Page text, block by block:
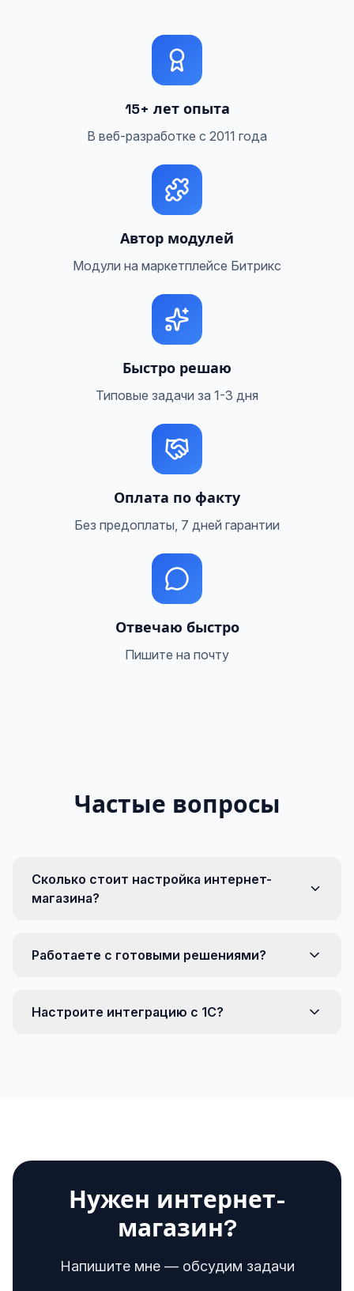
15+ лет опыта
В веб-разработке с 2011 года
Автор модулей
Модули на маркетплейсе Битрикс
Быстро решаю
Типовые задачи за 1-3 дня
Оплата по факту
Без предоплаты, 7 дней гарантии
Отвечаю быстро
Пишите на почту
Частые вопросы
Сколько стоит настройка интернет-
магазина?
Работаете с готовыми решениями?
Настроите интеграцию с 1С?
Нужен интернет-
магазин?
Напишите мне — обсудим задачи